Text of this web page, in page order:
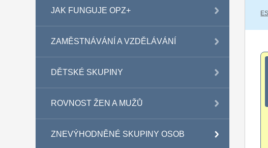
JAK FUNGUJE OPZ+
ZAMĚSTNÁVÁNÍ A VZDĚLÁVÁNÍ
DĚTSKÉ SKUPINY
ROVNOST ŽEN A MUŽŮ
ZNEVÝHODNĚNÉ SKUPINY OSOB